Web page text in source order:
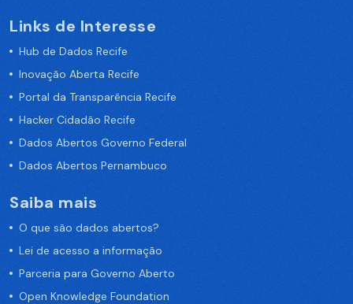
Links de Interesse
Hub de Dados Recife
Inovação Aberta Recife
Portal da Transparência Recife
Hacker Cidadão Recife
Dados Abertos Governo Federal
Dados Abertos Pernambuco
Saiba mais
O que são dados abertos?
Lei de acesso a informação
Parceria para Governo Aberto
Open Knowledge Foundation